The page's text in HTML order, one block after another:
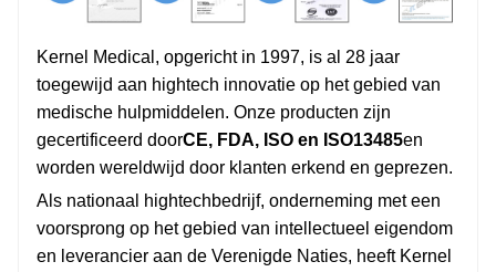
Kernel Medical, opgericht in 1997, is al 28 jaar
toegewijd aan hightech innovatie op het gebied van
medische hulpmiddelen. Onze producten zijn
gecertificeerd doorCE, FDA, ISO en ISO13485en
worden wereldwijd door klanten erkend en geprezen.
Als nationaal hightechbedrijf, onderneming met een
voorsprong op het gebied van intellectueel eigendom
en leverancier aan de Verenigde Naties, heeft Kernel